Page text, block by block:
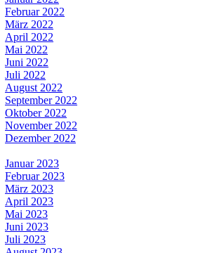
Februar 2022
März 2022
April 2022
Mai 2022
Juni 2022
Juli 2022
August 2022
September 2022
Oktober 2022
November 2022
Dezember 2022
Januar 2023
Februar 2023
März 2023
April 2023
Mai 2023
Juni 2023
Juli 2023